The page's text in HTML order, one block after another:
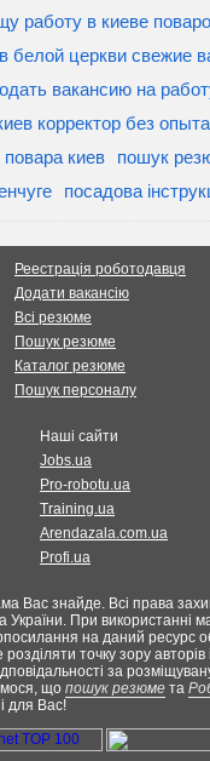
работу в киеве
белой церкви свежие
вакансию на
корректор без
киев
пошук
посадова
Реестрація роботодавця
Додати вакансію
Всі резюме
Пошук резюме
Каталог резюме
Пошук персоналу
Наші сайти
Jobs.ua
Pro-robotu.ua
Training.ua
Arendazala.com.ua
Profi.ua
Вас знайде. Всі права
України. При використанні
на даний ресурс
точку зору
за
що пошук резюме та
для Вас!